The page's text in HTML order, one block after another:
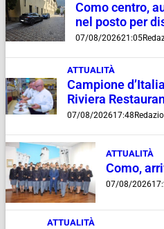
Como centro,
nel posto per
07/08/202621:05
ATTUALITÀ
Campione
Riviera
07/08/202617:48
ATTUALITÀ
Como,
07/08/2026
ATTUALITÀ